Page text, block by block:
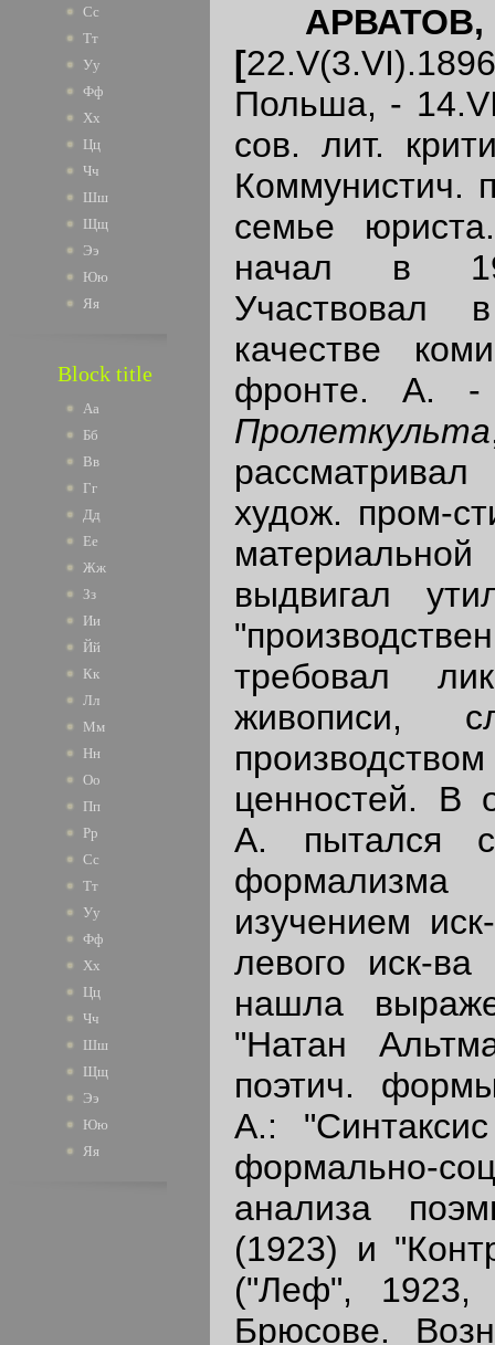
Сс
Тт
Уу
Фф
Хх
Цц
Чч
Шш
Щщ
Ээ
Юю
Яя
Block title
Аа
Бб
Вв
Гг
Дд
Ее
Жж
Зз
Ии
Йй
Кк
Лл
Мм
Нн
Оо
Пп
Рр
Сс
Тт
Уу
Фф
Хх
Цц
Чч
Шш
Щщ
Ээ
Юю
Яя
АРВАТОВ,
[
Польша, -
сов. лит.
Коммунистич.
семье
начал в
качестве
фронте. А. -
Пролеткульта
худож. пром-
выдвигал
требовал
живописи,
ценностей. В
А. пытался
изучением
левого иск-
нашла
"Натан
поэтич.
А.:
формально-
анализа
(1923) и
("Леф",
Брюсове.